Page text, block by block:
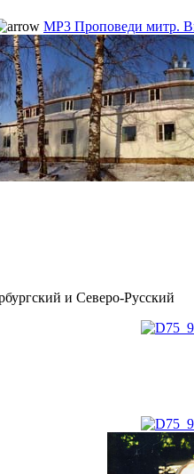
MP3 Проповеди митр.
и Северо-Русский